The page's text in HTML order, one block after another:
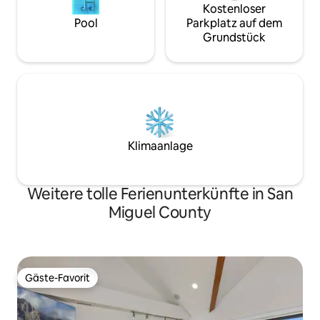
Pool
Kostenloser
Parkplatz auf dem
Grundstück
Klimaanlage
Weitere tolle Ferienunterkünfte in San
Miguel County
Gäste-Favorit
Gäste-Favorit